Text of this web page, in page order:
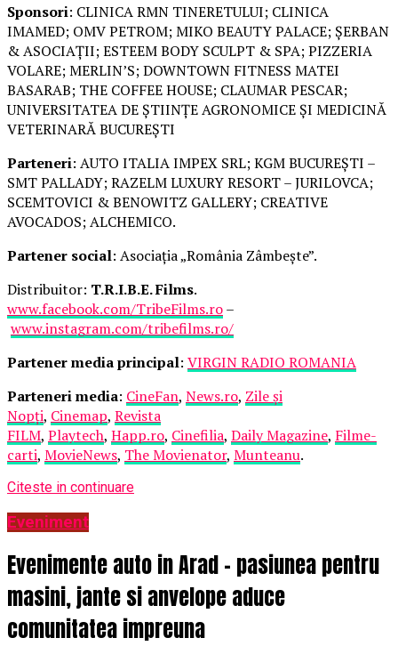
Sponsori: CLINICA RMN TINERETULUI; CLINICA
IMAMED; OMV PETROM; MIKO BEAUTY PALACE; ȘERBAN
& ASOCIAȚII; ESTEEM BODY SCULPT & SPA; PIZZERIA
VOLARE; MERLIN’S; DOWNTOWN FITNESS MATEI
BASARAB; THE COFFEE HOUSE; CLAUMAR PESCAR;
UNIVERSITATEA DE ȘTIINȚE AGRONOMICE ȘI MEDICINĂ
VETERINARĂ BUCUREȘTI
Parteneri: AUTO ITALIA IMPEX SRL; KGM BUCUREȘTI –
SMT PALLADY; RAZELM LUXURY RESORT – JURILOVCA;
SCEMTOVICI & BENOWITZ GALLERY; CREATIVE
AVOCADOS; ALCHEMICO.
Partener social: Asociația „România Zâmbește”.
Distribuitor: T.R.I.B.E. Films.
www.facebook.com/TribeFilms.ro–
www.instagram.com/tribefilms.ro/
Partener media principal: VIRGIN RADIO ROMANIA
Parteneri media: CineFan, News.ro, Zile și
Nopți, Cinemap, Revista
FILM, Playtech, Happ.ro, Cinefilia, Daily Magazine, Filme-
carti, MovieNews, The Movienator, Munteanu.
Citeste in continuare
Eveniment
Evenimente auto in Arad – pasiunea pentru
masini, jante si anvelope aduce
comunitatea impreuna